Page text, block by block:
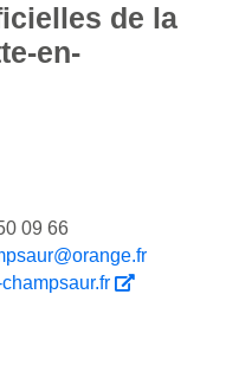
de la
en-
09 66